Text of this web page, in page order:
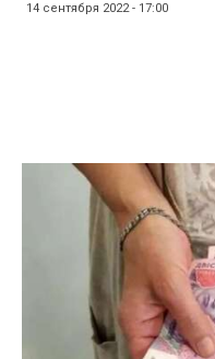
14 сентября 2022 - 17:00